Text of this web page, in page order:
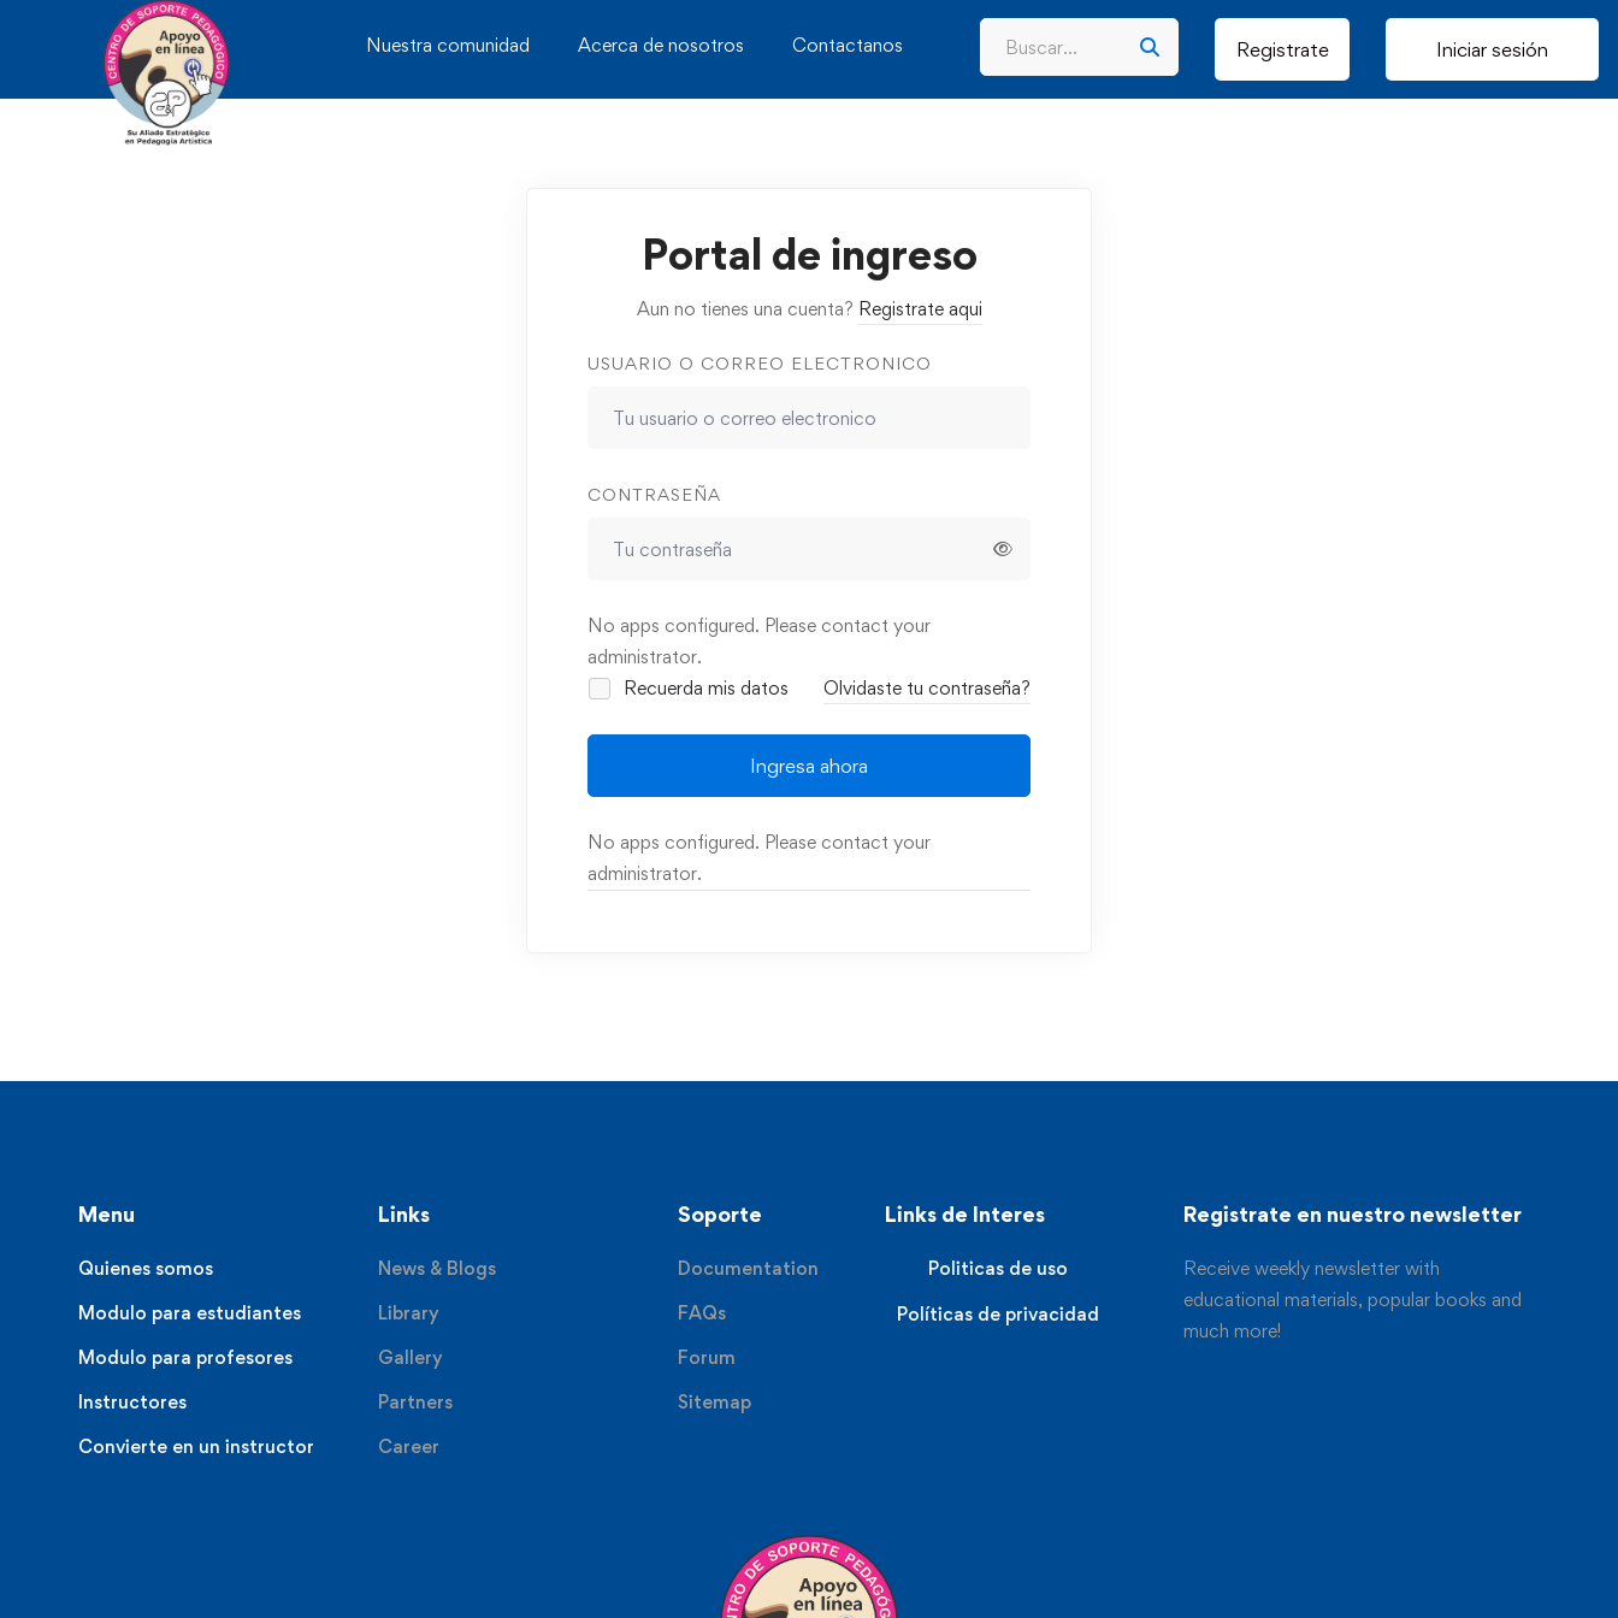
Nuestra comunidad Acerca de nosotros Contactanos Registrate Iniciar sesión
Portal de ingreso
Aun no tienes una cuenta? Registrate aqui
USUARIO O CORREO ELECTRONICO
CONTRASEÑA
No apps configured. Please contact your
administrator.
Recuerda mis datos
Olvidaste tu contraseña?
Ingresa ahora
No apps configured. Please contact your
administrator.
Menu
Quienes somos
Modulo para estudiantes
Modulo para profesores
Instructores
Convierte en un instructor
Links
News & Blogs
Library
Gallery
Partners
Career
Soporte
Documentation
FAQs
Forum
Sitemap
Links de Interes
Politicas de uso
Políticas de privacidad
Registrate en nuestro newsletter
Receive weekly newsletter with
educational materials, popular books and
much more!